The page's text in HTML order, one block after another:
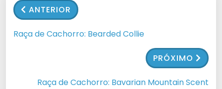
ANTERIOR
Raça de Cachorro: Bearded Collie
PRÓXIMO
Raça de Cachorro: Bavarian Mountain Scent